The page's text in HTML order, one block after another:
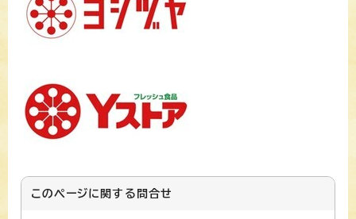
このページに関する 問合せ